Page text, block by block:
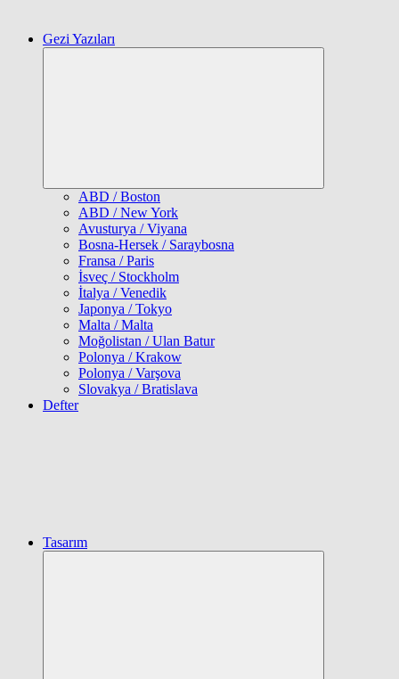
Gezi Yazıları
ABD / Boston
ABD / New York
Avusturya / Viyana
Bosna-Hersek / Saraybosna
Fransa / Paris
İsveç / Stockholm
İtalya / Venedik
Japonya / Tokyo
Malta / Malta
Moğolistan / Ulan Batur
Polonya / Krakow
Polonya / Varşova
Slovakya / Bratislava
Defter
Tasarım